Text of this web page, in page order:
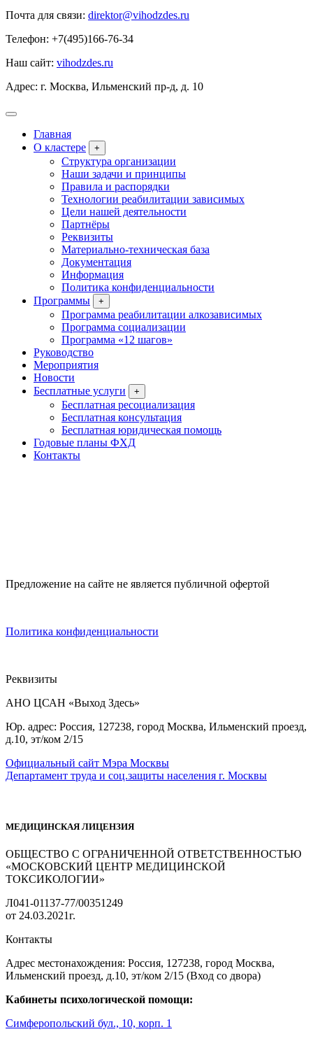
Почта для связи: direktor@vihodzdes.ru
Телефон: +7(495)166-76-34
Наш сайт: vihodzdes.ru
Адрес: г. Москва, Ильменский пр-д, д. 10
Главная
О кластере
+
Структура организации
Наши задачи и принципы
Правила и распорядки
Технологии реабилитации зависимых
Цели нашей деятельности
Партнёры
Реквизиты
Материально-техническая база
Документация
Информация
Политика конфиденциальности
Программы
+
Программа реабилитации алкозависимых
Программа социализации
Программа «12 шагов»
Руководство
Мероприятия
Новости
Бесплатные услуги
+
Бесплатная ресоциализация
Бесплатная консультация
Бесплатная юридическая помощь
Годовые планы ФХД
Контакты
Предложение на сайте не является публичной офертой
Политика конфиденциальности
Реквизиты
АНО ЦСАН «Выход Здесь»
Юр. адрес: Россия, 127238, город Москва, Ильменский проезд,
д.10, эт/ком 2/15
Официальный сайт Мэра Москвы
Департамент труда и соц.защиты населения г. Москвы
МЕДИЦИНСКАЯ ЛИЦЕНЗИЯ
ОБЩЕСТВО С ОГРАНИЧЕННОЙ ОТВЕТСТВЕННОСТЬЮ
«МОСКОВСКИЙ ЦЕНТР МЕДИЦИНСКОЙ
ТОКСИКОЛОГИИ»
Л041-01137-77/00351249
от 24.03.2021г.
Контакты
Адрес местонахождения: Россия, 127238, город Москва,
Ильменский проезд, д.10, эт/ком 2/15 (Вход со двора)
Кабинеты психологической помощи:
Симферопольский бул., 10, корп. 1